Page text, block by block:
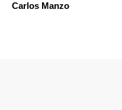
Carlos Manzo